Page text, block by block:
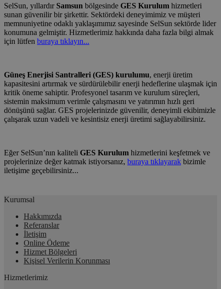
SelSun, yıllardır Samsun bölgesinde GES Kurulum hizmetleri
sunan güvenilir bir şirkettir. Sektördeki deneyimimiz ve müşteri
memnuniyetine odaklı yaklaşımımız sayesinde SelSun sektörde lider
konumuna gelmiştir. Hizmetlerimiz hakkında daha fazla bilgi almak
için lütfen buraya tıklayın...
Güneş Enerjisi Santralleri (GES) kurulumu, enerji üretim
kapasitesini artırmak ve sürdürülebilir enerji hedeflerine ulaşmak için
kritik öneme sahiptir. Profesyonel tasarım ve kurulum süreçleri,
sistemin maksimum verimle çalışmasını ve yatırımın hızlı geri
dönüşünü sağlar. GES projelerinizde güvenilir, deneyimli ekibimizle
çalışarak uzun vadeli ve kesintisiz enerji üretimi sağlayabilirsiniz.
Eğer SelSun’nın kaliteli GES Kurulum hizmetlerini keşfetmek ve
projelerinize değer katmak istiyorsanız, buraya tıklayarak bizimle
iletişime geçebilirsiniz...
Kurumsal
Hakkımızda
Referanslar
İletişim
Online Ödeme
Hizmet Bölgeleri
Kişisel Verilerin Korunması
Hizmetlerimiz